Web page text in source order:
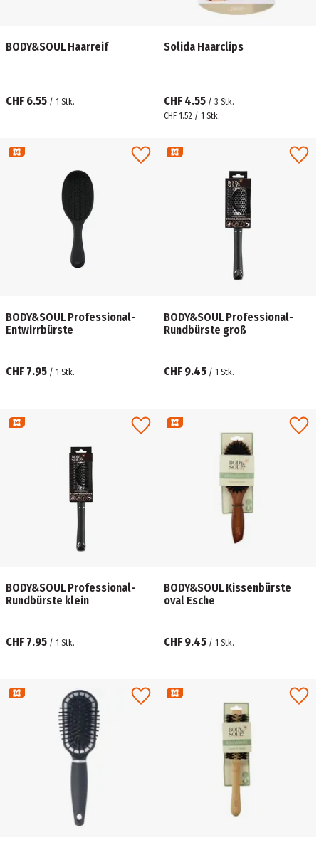
BODY&SOUL Haarreif
CHF 6.55 / 1 Stk.
Solida Haarclips
CHF 4.55 / 3 Stk.
CHF 1.52 / 1 Stk.
BODY&SOUL Professional-
Entwirrbürste
CHF 7.95 / 1 Stk.
BODY&SOUL Professional-
Rundbürste groß
CHF 9.45 / 1 Stk.
BODY&SOUL Professional-
Rundbürste klein
CHF 7.95 / 1 Stk.
BODY&SOUL Kissenbürste
oval Esche
CHF 9.45 / 1 Stk.